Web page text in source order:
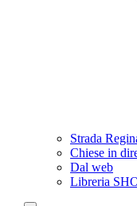
Strada
Chiese in
Dal web
Libreria